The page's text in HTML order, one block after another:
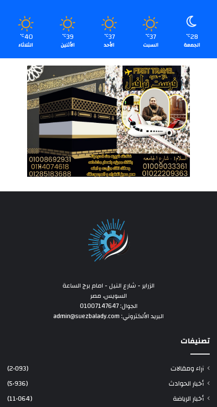
28
℃
الجمعة
37
℃
السبت
37
℃
الأحد
39
℃
الأثنين
40
℃
الثلاثاء
الزراير - شارع النيل - امام برج الساعة
السويس، مصر
الجوال: 01007147647
البريد الألكتروني: admin@suezbalady.com
تصنيفات
آراء ومقالات
(2٬093)
أخبار الحوادث
(5٬936)
أخبار الرياضة
(11٬064)